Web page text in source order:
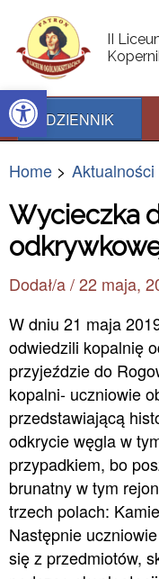
Open
content
II
DZIENNIK
Home Aktualności
Wycieczka
Dodał/a /22 maja,
W dniu 21 maja
odwiedzili kopalnię
przyjeździe do
kopalni- uczniowie
przedstawiającą
odkrycie węgla w
przypadkiem, bo
brunatny w tym
trzech polach:
Następnie
się z przedmiotów,
navigation